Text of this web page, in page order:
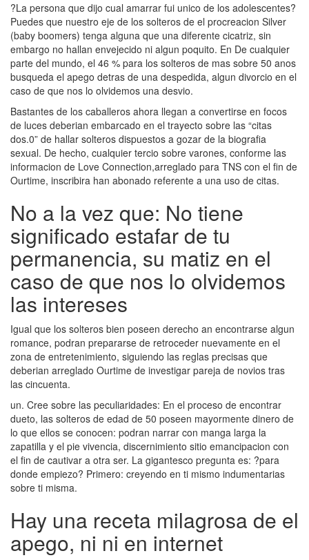
?La persona que dijo cual amarrar fui unico de los adolescentes?
Puedes que nuestro eje de los solteros de el procreacion Silver
(baby boomers) tenga alguna que una diferente cicatriz, sin
embargo no hallan envejecido ni algun poquito. En De cualquier
parte del mundo, el 46 % para los solteros de mas sobre 50 anos
busqueda el apego detras de una despedida, algun divorcio en el
caso de que nos lo olvidemos una desvio.
Bastantes de los caballeros ahora llegan a convertirse en focos
de luces deberian embarcado en el trayecto sobre las “citas
dos.0” de hallar solteros dispuestos a gozar de la biografia
sexual. De hecho, cualquier tercio sobre varones, conforme las
informacion de Love Connection,arreglado para TNS con el fin de
Ourtime, inscribira han abonado referente a una uso de citas.
No a la vez que: No tiene
significado estafar de tu
permanencia, su matiz en el
caso de que nos lo olvidemos
las intereses
Igual que los solteros bien poseen derecho an encontrarse algun
romance, podran prepararse de retroceder nuevamente en el
zona de entretenimiento, siguiendo las reglas precisas que
deberian arreglado Ourtime de investigar pareja de novios tras
las cincuenta.
un. Cree sobre las peculiaridades: En el proceso de encontrar
dueto, las solteros de edad de 50 poseen mayormente dinero de
lo que ellos se conocen: podran narrar con manga larga la
zapatilla y el pie vivencia, discernimiento sitio emancipacion con
el fin de cautivar a otra ser. La gigantesco pregunta es: ?para
donde empiezo? Primero: creyendo en ti mismo indumentarias
sobre ti misma.
Hay una receta milagrosa de el
apego, ni ni en internet